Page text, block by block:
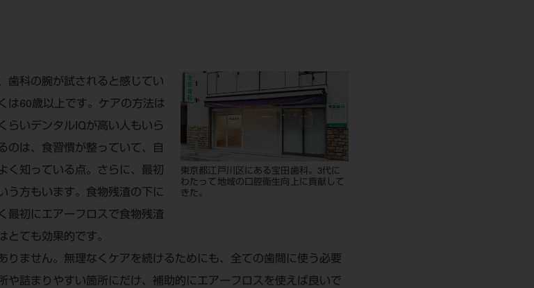
東京都江戸川区にある宝田歯科。3代に
わたって地域の口腔衛生向上に貢献して
きた。
歯科の腕が試されると感じてい
は60歳以上です。ケアの方法は
らいデンタルIQが高い人もいら
のは、食習慣が整っていて、自
く知っている点。さらに、最初
う方もいます。食物残渣の下に
最初にエアーフロスで食物残渣
とても効果的です。
りません。無理なくケアを続けるためにも、全ての歯間に使う必要
や詰まりやすい箇所にだけ、補助的にエアーフロスを使えば良いで